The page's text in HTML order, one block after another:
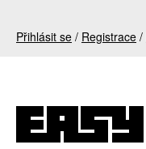
Přihlásit se / Registrace /